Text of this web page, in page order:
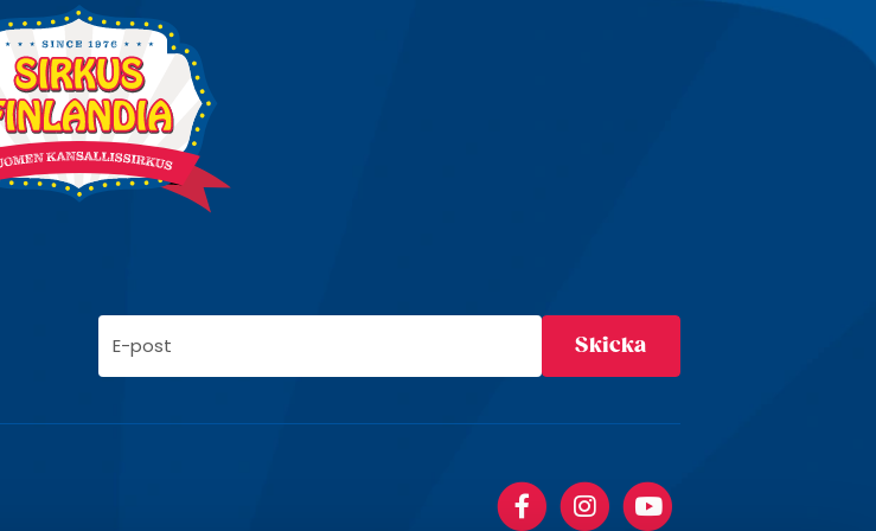
p
FacebookInstagram